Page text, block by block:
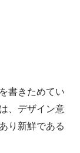
書きためてい
、デザイン意
り新鮮である